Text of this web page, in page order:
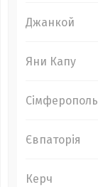
Джанкой
Яни Капу
Сімферополь
Євпаторія
Керч